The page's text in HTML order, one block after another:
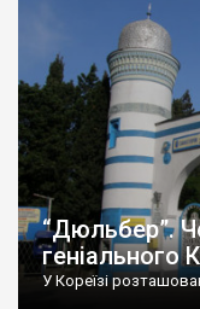
“Дюльбер”.
геніального
У Кореїзі